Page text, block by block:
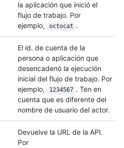
la aplicación que inició el
flujo de trabajo. Por
ejemplo,
octocat .
El id. de cuenta de la
persona o aplicación que
desencadenó la ejecución
inicial del flujo de trabajo. Por
ejemplo,
1234567 . Ten en
cuenta que es diferente del
nombre de usuario del actor.
Devuelve la URL de la API.
Por